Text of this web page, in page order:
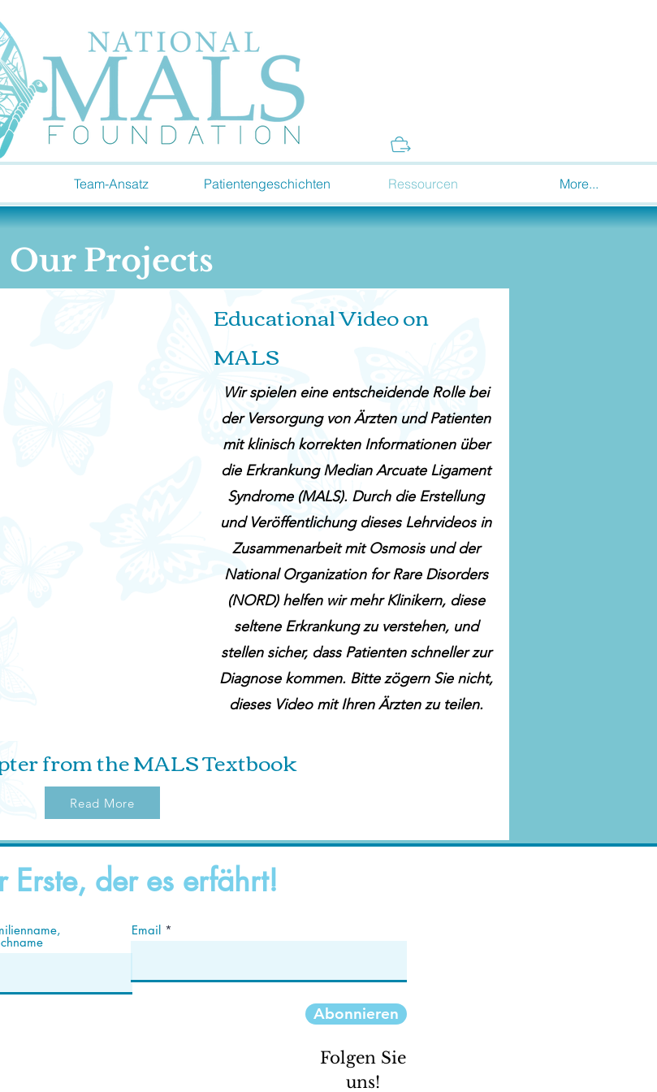
Team-Ansatz Patientengeschichten Ressourcen More...
Our Projects
Educational Video on
MALS
Wir spielen eine entscheidende Rolle bei
der Versorgung von Ärzten und Patienten
mit klinisch korrekten Informationen über
die Erkrankung Median Arcuate Ligament
Syndrome (MALS). Durch die Erstellung
und Veröffentlichung dieses Lehrvideos in
Zusammenarbeit mit Osmosis und der
National Organization for Rare Disorders
(NORD) helfen wir mehr Klinikern, diese
seltene Erkrankung zu verstehen, und
stellen sicher, dass Patienten schneller zur
Diagnose kommen. Bitte zögern Sie nicht,
dieses Video mit Ihren Ärzten zu teilen.
from the MALS Textbook
Read More
Erste, der es erfährt!
Email
Abonnieren
Folgen Sie
uns!